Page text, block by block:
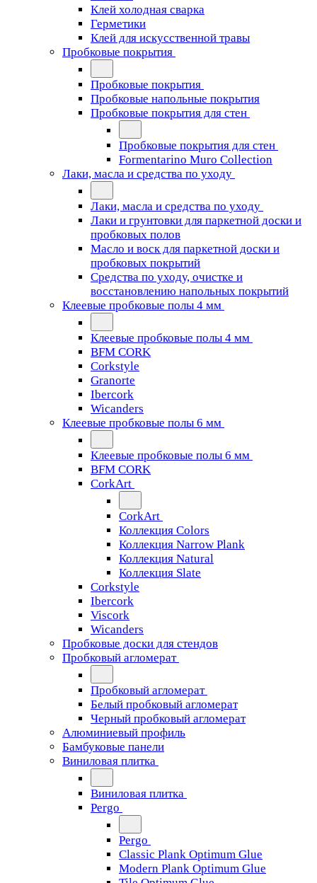
Клей холодная сварка
Герметики
Клей для искусственной травы
Пробковые покрытия
Пробковые покрытия
Пробковые напольные покрытия
Пробковые покрытия для стен
Пробковые покрытия для стен
Formentarino Muro Collection
Лаки, масла и средства по уходу
Лаки, масла и средства по уходу
Лаки и грунтовки для паркетной доски и
пробковых полов
Масло и воск для паркетной доски и
пробковых покрытий
Средства по уходу, очистке и
восстановлению напольных покрытий
Клеевые пробковые полы 4 мм
Клеевые пробковые полы 4 мм
BFM CORK
Corkstyle
Granorte
Ibercork
Wicanders
Клеевые пробковые полы 6 мм
Клеевые пробковые полы 6 мм
BFM CORK
CorkArt
CorkArt
Коллекция Colors
Коллекция Narrow Plank
Коллекция Natural
Коллекция Slate
Corkstyle
Ibercork
Viscork
Wicanders
Пробковые доски для стендов
Пробковый агломерат
Пробковый агломерат
Белый пробковый агломерат
Черный пробковый агломерат
Алюминиевый профиль
Бамбуковые панели
Виниловая плитка
Виниловая плитка
Pergo
Pergo
Classic Plank Optimum Glue
Modern Plank Optimum Glue